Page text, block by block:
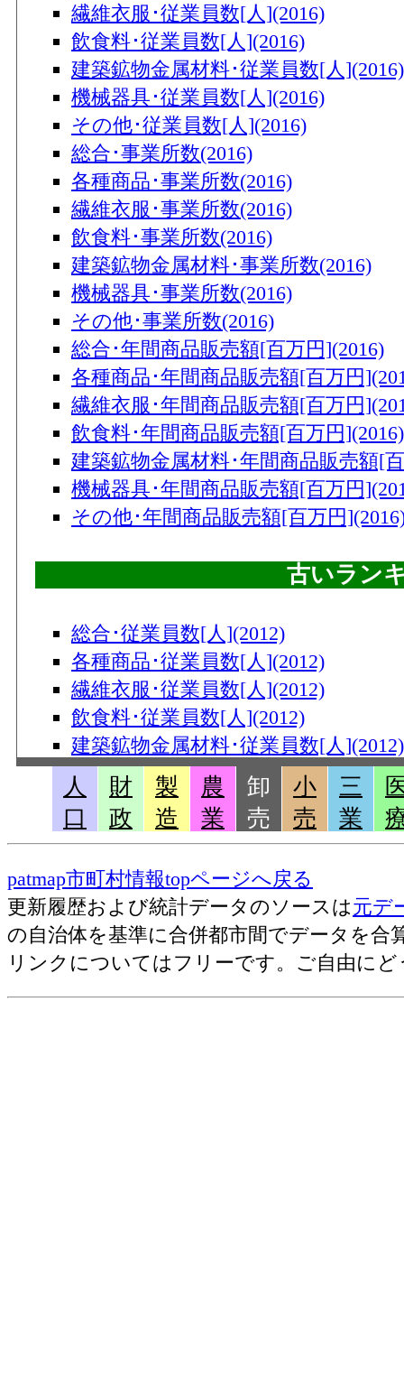
繊維衣服･従業員数[人](2016)
飲食料･従業員数[人](2016)
建築鉱物金属材料･従業員数[人](2016)
機械器具･従業員数[人](2016)
その他･従業員数[人](2016)
総合･事業所数(2016)
各種商品･事業所数(2016)
繊維衣服･事業所数(2016)
飲食料･事業所数(2016)
建築鉱物金属材料･事業所数(2016)
機械器具･事業所数(2016)
その他･事業所数(2016)
総合･年間商品販売額[百万円](2016)
各種商品･年間商品販売額[百万円
繊維衣服･年間商品販売額[百万円
飲食料･年間商品販売額[百万円](2016)
建築鉱物金属材料･年間商品販売額[
機械器具･年間商品販売額[百万円
その他･年間商品販売額[百万円
古いラン
総合･従業員数[人](2012)
各種商品･従業員数[人](2012)
繊維衣服･従業員数[人](2012)
飲食料･従業員数[人](2012)
建築鉱物金属材料･従業員数[人](2012)
機械器具･従業員数[人](2012)
その他･従業員数[人](2012)
総合･事業所数(2012)
繊維衣服･事業所数(2012)
飲食料･事業所数(2012)
建築鉱物金属材料･事業所数(2012)
機械器具･事業所数(2012)
その他･事業所数(2012)
人
口
財
政
製
造
農
業
卸
売
小
売
三
業
patmap市町村情報topページへ戻る
更新履歴および統計データのソースは元デ
の自治体を基準に合併都市間でデータを合
リンクについてはフリーです。ご自由にど